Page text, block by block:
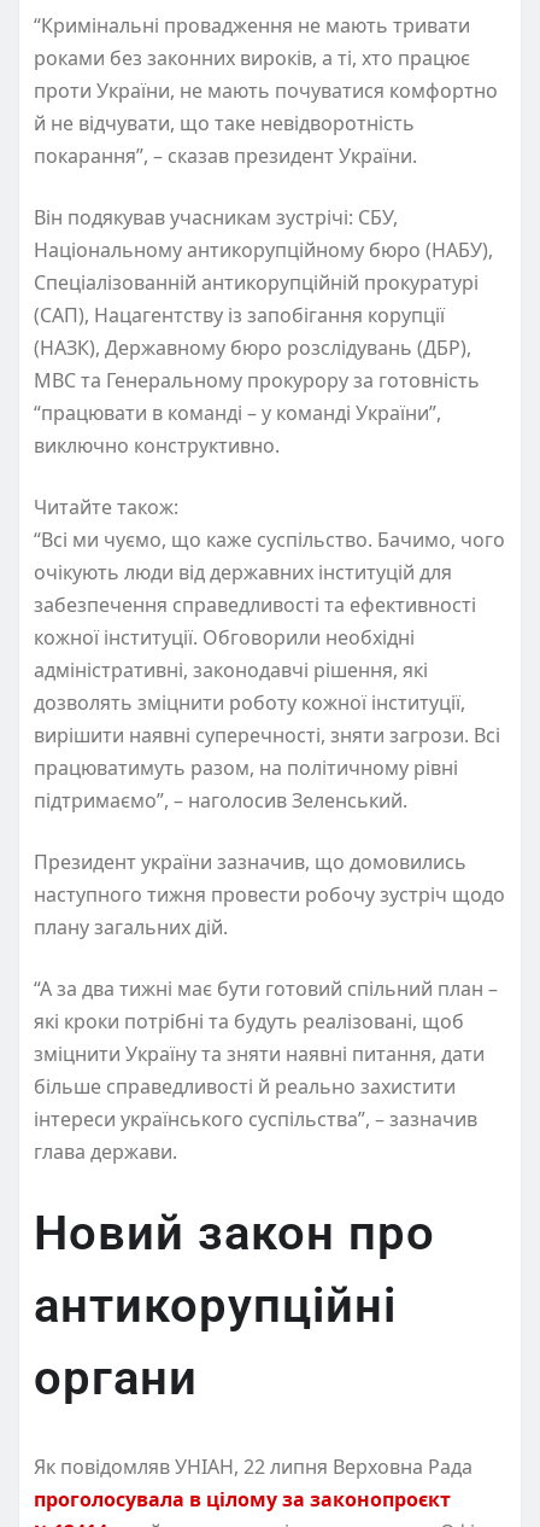
“Кримінальні провадження не мають тривати
роками без законних вироків, а ті, хто працює
проти України, не мають почуватися комфортно
й не відчувати, що таке невідворотність
покарання”, – сказав президент України.
Він подякував учасникам зустрічі: СБУ,
Національному антикорупційному бюро (НАБУ),
Спеціалізованній антикорупційній прокуратурі
(САП), Нацагентству із запобігання корупції
(НАЗК), Державному бюро розслідувань (ДБР),
МВС та Генеральному прокурору за готовність
“працювати в команді – у команді України”,
виключно конструктивно.
Читайте також:
“Всі ми чуємо, що каже суспільство. Бачимо, чого
очікують люди від державних інституцій для
забезпечення справедливості та ефективності
кожної інституції. Обговорили необхідні
адміністративні, законодавчі рішення, які
дозволять зміцнити роботу кожної інституції,
вирішити наявні суперечності, зняти загрози. Всі
працюватимуть разом, на політичному рівні
підтримаємо”, – наголосив Зеленський.
Президент україни зазначив, що домовились
наступного тижня провести робочу зустріч щодо
плану загальних дій.
“А за два тижні має бути готовий спільний план –
які кроки потрібні та будуть реалізовані, щоб
зміцнити Україну та зняти наявні питання, дати
більше справедливості й реально захистити
інтереси українського суспільства”, – зазначив
глава держави.
Новий закон про
антикорупційні
органи
Як повідомляв УНІАН, 22 липня Верховна Рада
проголосувала в цілому за законопроєкт